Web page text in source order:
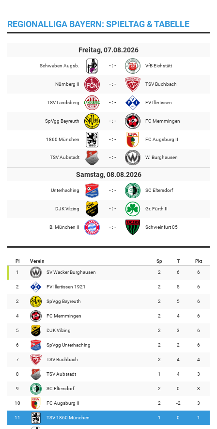
REGIONALLIGA BAYERN: SPIELTAG & TABELLE
Freitag, 07.08.2026
Schwaben Augsb. - : - VfB Eichstätt
Nürnberg II - : - TSV Buchbach
TSV Landsberg - : - FV Illertissen
SpVgg Bayreuth - : - FC Memmingen
1860 München - : - FC Augsburg II
TSV Aubstadt - : - W. Burghausen
Samstag, 08.08.2026
Unterhaching - : - SC Eltersdorf
DJK Vilzing - : - Gr. Fürth II
B. München II - : - Schweinfurt 05
Pl Verein Sp T Pkt
1 SV Wacker Burghausen 2 6 6
2 FV Illertissen 1921 2 5 6
2 SpVgg Bayreuth 2 5 6
4 FC Memmingen 2 4 6
5 DJK Vilzing 2 3 6
6 SpVgg Unterhaching 2 2 6
7 TSV Buchbach 2 4 4
8 TSV Aubstadt 1 4 3
9 SC Eltersdorf 2 0 3
10 FC Augsburg II 2 -2 3
11 TSV 1860 München 1 0 1